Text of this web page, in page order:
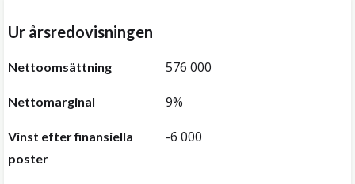
Ur årsredovisningen
Nettoomsättning 576 000
Nettomarginal 9%
Vinst efter finansiella
poster
-6 000